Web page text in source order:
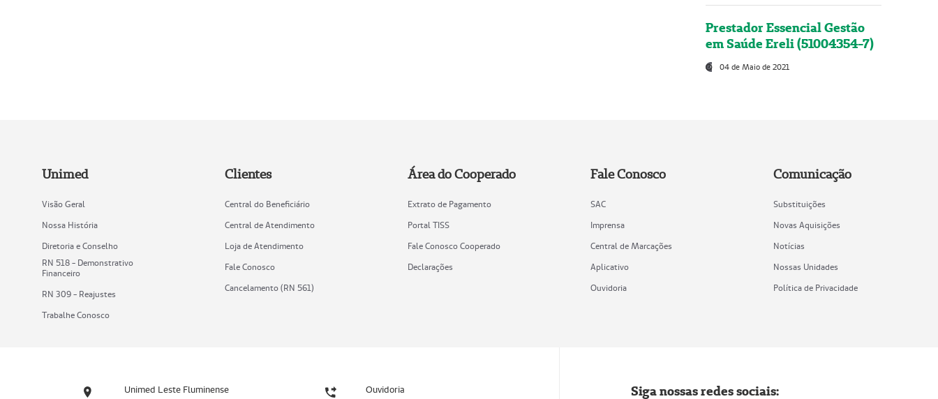
Prestador Essencial Gestão
em Saúde Ereli (51004354-7)
04 de Maio de 2021
Unimed
Visão Geral
Nossa História
Diretoria e Conselho
RN 518 - Demonstrativo
Financeiro
RN 309 - Reajustes
Trabalhe Conosco
Clientes
Central do Beneficiário
Central de Atendimento
Loja de Atendimento
Fale Conosco
Cancelamento (RN 561)
Área do Cooperado
Extrato de Pagamento
Portal TISS
Fale Conosco Cooperado
Declarações
Fale Conosco
SAC
Imprensa
Central de Marcações
Aplicativo
Ouvidoria
Comunicação
Substituições
Novas Aquisições
Notícias
Nossas Unidades
Política de Privacidade
Unimed Leste Fluminense Ouvidoria Siga nossas redes sociais: